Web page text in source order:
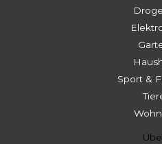
Sport &